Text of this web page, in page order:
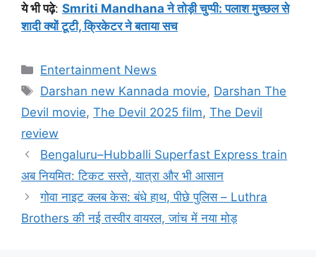
ये भी पढ़े: Smriti Mandhana ने तोड़ी चुप्पी: पलाश मुच्छल से
शादी क्यों टूटी, क्रिकेटर ने बताया सच
Categories
Entertainment News
Tags
Darshan new Kannada movie, Darshan The
Devil movie, The Devil 2025 film, The Devil
review
Bengaluru–Hubballi Superfast Express train
अब नियमित: टिकट सस्ते, यात्रा और भी आसान
गोवा नाइट क्लब केस: बंधे हाथ, पीछे पुलिस – Luthra
Brothers की नई तस्वीर वायरल, जांच में नया मोड़